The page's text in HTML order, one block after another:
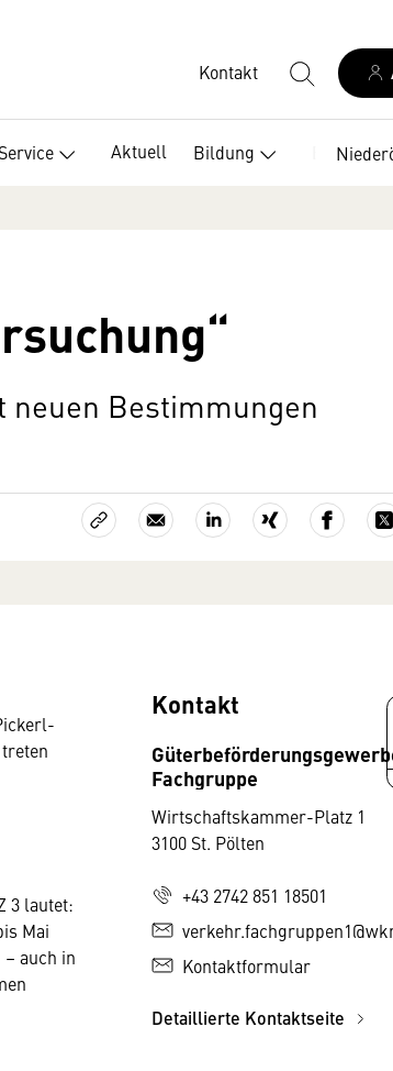
Kontakt
Service Aktuell Bildung
neuen Bestimmungen
3 lautet:
Mai
auch in
Kontakt
Fachgruppe
Wirtschaftskammer-Platz 1
3100 St. Pölten
+43 2742 851 18501
Kontaktformular
Detaillierte Kontaktseite